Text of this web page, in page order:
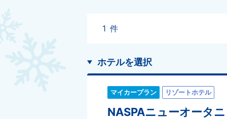
1 件
ホテルを選択
マイカープラン リゾートホテル
NASPAニューオータニ